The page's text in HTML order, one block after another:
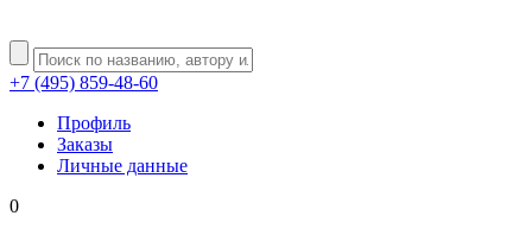
+7 (495) 859-48-60
Профиль
Заказы
Личные данные
0